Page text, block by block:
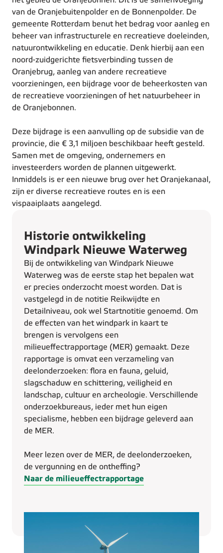
van de Oranjebuitenpolder en de Bonnenpolder. De
gemeente Rotterdam benut het bedrag voor aanleg en
beheer van infrastructurele en recreatieve doeleinden,
natuurontwikkeling en educatie. Denk hierbij aan een
noord-zuidgerichte fietsverbinding tussen de
Oranjebrug, aanleg van andere recreatieve
voorzieningen, een bijdrage voor de beheerkosten van
de recreatieve voorzieningen of het natuurbeheer in
de Oranjebonnen.
Deze bijdrage is een aanvulling op de subsidie van de
provincie, die € 3,1 miljoen beschikbaar heeft gesteld.
Samen met de omgeving, ondernemers en
investeerders worden de plannen uitgewerkt.
Inmiddels is er een nieuwe brug over het Oranjekanaal,
zijn er diverse recreatieve routes en is een
vispaaiplaats aangelegd.
Historie ontwikkeling
Windpark Nieuwe Waterweg
Bij de ontwikkeling van Windpark Nieuwe
Waterweg was de eerste stap het bepalen wat
er precies onderzocht moest worden. Dat is
vastgelegd in de notitie Reikwijdte en
Detailniveau, ook wel Startnotitie genoemd. Om
de effecten van het windpark in kaart te
brengen is vervolgens een
milieueffectrapportage (MER) gemaakt. Deze
rapportage is omvat een verzameling van
deelonderzoeken: flora en fauna, geluid,
slagschaduw en schittering, veiligheid en
landschap, cultuur en archeologie. Verschillende
onderzoekbureaus, ieder met hun eigen
specialisme, hebben een bijdrage geleverd aan
de MER.
Meer lezen over de MER, de deelonderzoeken,
de vergunning en de ontheffing?
Naar de milieueffectrapportage